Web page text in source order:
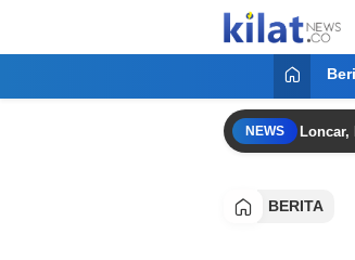
KilatNews.co
Mencerdaskan
NEWS
Resmi Gaet Bek Kroasia Danijel Loncar, Perkuat
BERITA